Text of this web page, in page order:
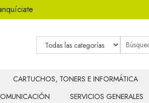
CARTUCHOS, TONERS E INFORMÁTICA
SERVICIOS GENERALES